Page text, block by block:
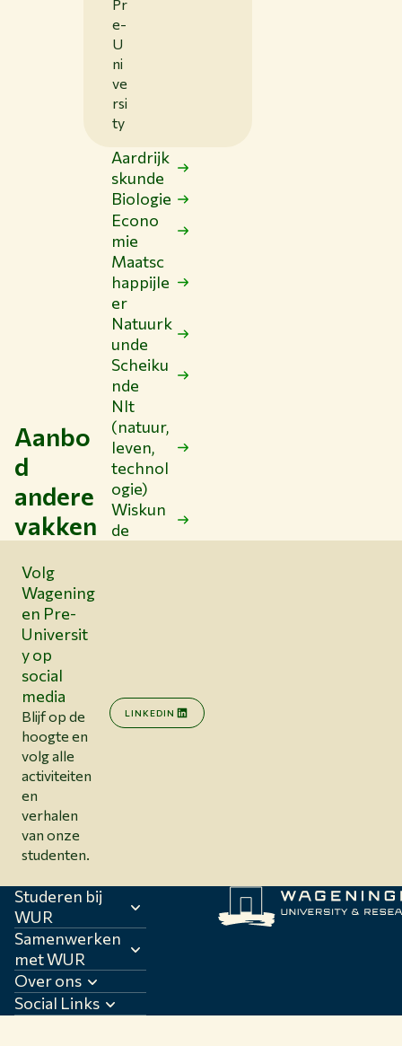
Pr
e-
U
ni
ve
rsi
ty
Aanbo
d
andere
vakken
Aardrijk
skunde
Biologie
Econo
mie
Maatsc
happijle
er
Natuurk
unde
Scheiku
nde
Nlt
(natuur,
leven,
technol
ogie)
Wiskun
de
Volg
Wagening
en Pre-
Universit
y op
social
media
Blijf op de
hoogte en
volg alle
activiteiten
en
verhalen
van onze
studenten.
LINKEDIN
Studeren bij
WUR
Samenwerken
met WUR
Over ons
Social Links